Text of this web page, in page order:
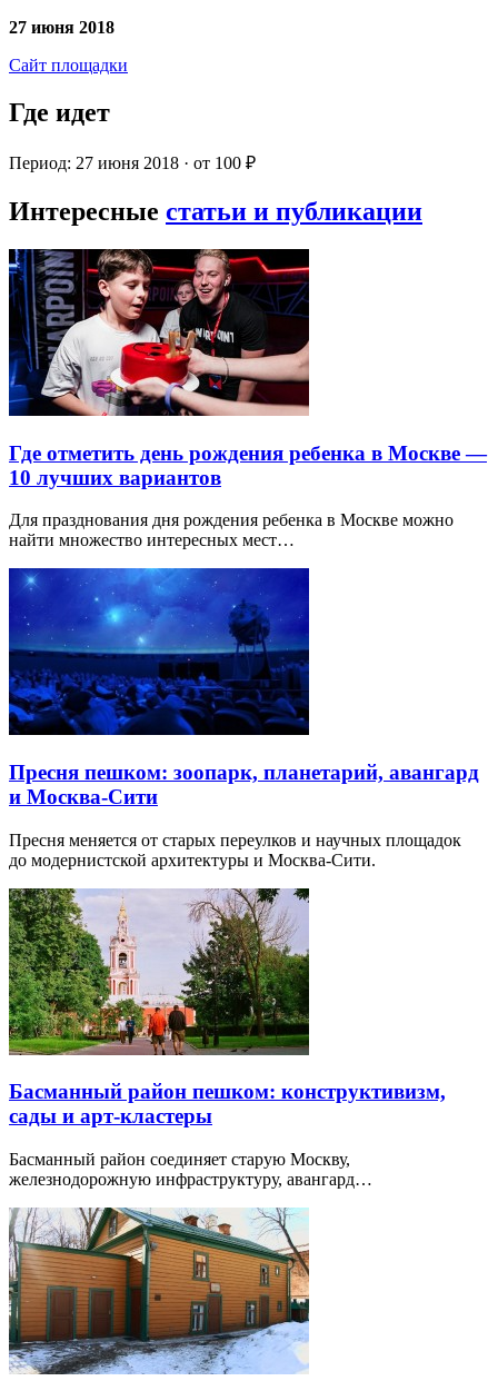
27 июня 2018
Сайт площадки
Где идет
Период: 27 июня 2018 · от 100 ₽
Интересные статьи и публикации
Где отметить день рождения ребенка в Москве —
10 лучших вариантов
Для празднования дня рождения ребенка в Москве можно
найти множество интересных мест…
Пресня пешком: зоопарк, планетарий, авангард
и Москва-Сити
Пресня меняется от старых переулков и научных площадок
до модернистской архитектуры и Москва-Сити.
Басманный район пешком: конструктивизм,
сады и арт-кластеры
Басманный район соединяет старую Москву,
железнодорожную инфраструктуру, авангард…